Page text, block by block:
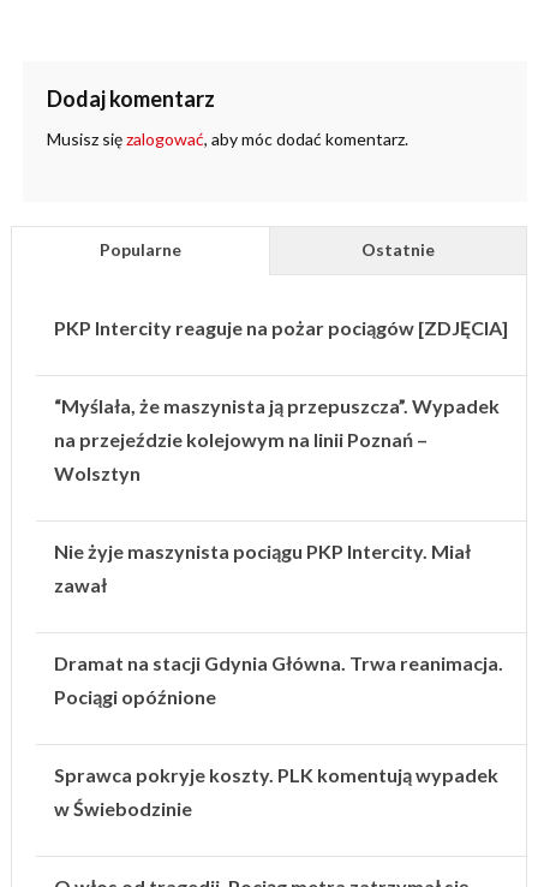
Dodaj komentarz
Musisz sięzalogować, aby móc dodać komentarz.
Popularne Ostatnie
PKP Intercity reaguje na pożar pociągów [ZDJĘCIA]
“Myślała, że maszynista ją przepuszcza”. Wypadek
na przejeździe kolejowym na linii Poznań –
Wolsztyn
Nie żyje maszynista pociągu PKP Intercity. Miał
zawał
Dramat na stacji Gdynia Główna. Trwa reanimacja.
Pociągi opóźnione
Sprawca pokryje koszty. PLK komentują wypadek
w Świebodzinie